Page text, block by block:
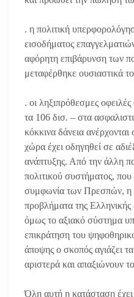
. η πολιτική
εισοδήματος
αφόρητη επιβάρυνση των
μεταφέρθηκε ουσιαστικά
. οι ληξιπρόθεσμες
τα 106 δισ. – στα
κόκκινα δάνεια
χώρα έχει οδηγηθεί σε
ανάπτυξης. Από την άλλη
πολιτικού συστήματος, που
συμφωνία των Πρεσπών, η
προβλήματα της Ελληνικής
όμως το αξιακό σύστημα
επικράτηση του
άποψης ο σκοπός αγιάζει
αριστερά και απαξιώνουν
Όλη αυτή η κατάσταση